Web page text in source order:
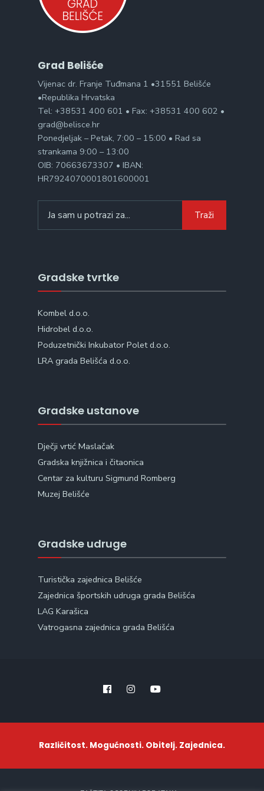
Grad Belišće
Vijenac dr. Franje Tuđmana 1 •31551 Belišće
•Republika Hrvatska
Tel: +38531 400 601 • Fax: +38531 400 602 •
grad@belisce.hr
Ponedjeljak – Petak, 7:00 – 15:00 • Rad sa
strankama 9:00 – 13:00
OIB: 70663673307 • IBAN:
HR7924070001801600001
for:
Traži
Gradske tvrtke
Kombel d.o.o.
Hidrobel d.o.o.
Poduzetnički Inkubator Polet d.o.o.
LRA grada Belišća d.o.o.
Gradske ustanove
Dječji vrtić Maslačak
Gradska knjižnica i čitaonica
Centar za kulturu Sigmund Romberg
Muzej Belišće
Gradske udruge
Turistička zajednica Belišće
Zajednica športskih udruga grada Belišća
LAG Karašica
Vatrogasna zajednica grada Belišća
Različitost. Mogućnosti. Obitelj. Zajednica.